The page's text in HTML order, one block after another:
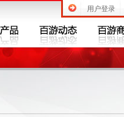
用户登录